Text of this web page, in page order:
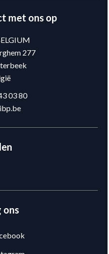
met ons op
277
03 80
ons